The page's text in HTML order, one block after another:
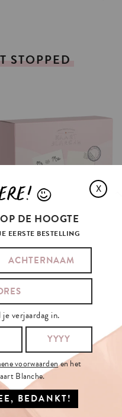
STOPPED
X
L
DE HOOGTE
EERSTE BESTELLING
verjaardag in.
voorwaardenen het
Blanche.